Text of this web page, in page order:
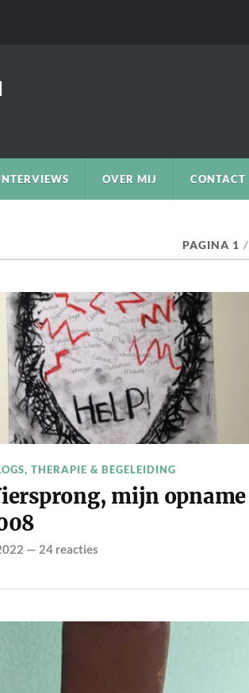
OVER MIJ CONTACT
PAGINA 1 /
, THERAPIE & BEGELEIDING
mijn opname
— 24 reacties